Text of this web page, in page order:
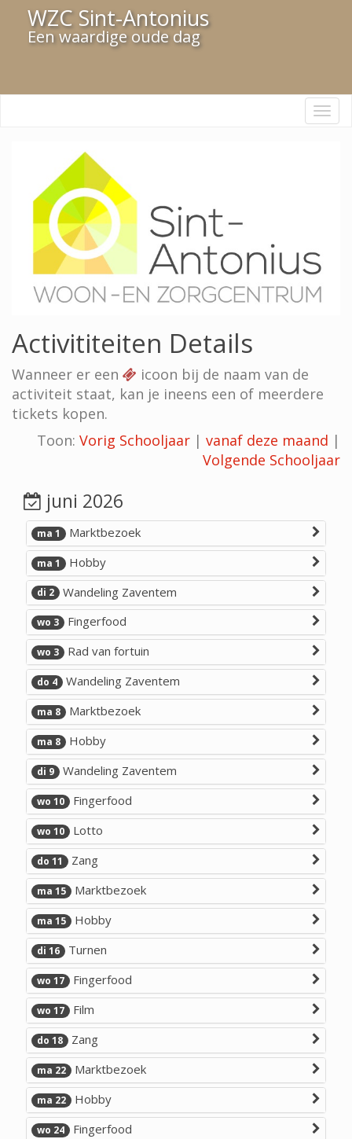
WZC Sint-Antonius
Een waardige oude dag
Activititeiten Details
Wanneer er een
icoon bij de naam van de
activiteit staat, kan je ineens een of meerdere
tickets kopen.
Toon: Vorig Schooljaar | vanaf deze maand |
Volgende Schooljaar
juni 2026
ma 1 Marktbezoek
ma 1 Hobby
di 2 Wandeling Zaventem
wo 3 Fingerfood
wo 3 Rad van fortuin
do 4 Wandeling Zaventem
ma 8 Marktbezoek
ma 8 Hobby
di 9 Wandeling Zaventem
wo 10 Fingerfood
wo 10 Lotto
do 11 Zang
ma 15 Marktbezoek
ma 15 Hobby
di 16 Turnen
wo 17 Fingerfood
wo 17 Film
do 18 Zang
ma 22 Marktbezoek
ma 22 Hobby
wo 24 Fingerfood